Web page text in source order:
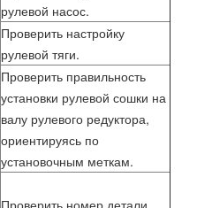
рулевой насос.
Проверить настройку
рулевой тяги.
Проверить правильность
установки рулевой сошки на
валу рулевого редуктора,
ориентируясь по
установочным меткам.